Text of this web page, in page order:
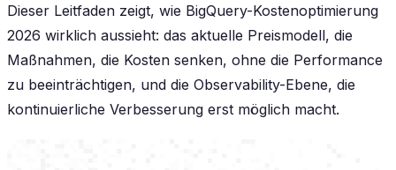
Dieser Leitfaden zeigt, wie BigQuery-Kostenoptimierung
2026 wirklich aussieht: das aktuelle Preismodell, die
Maßnahmen, die Kosten senken, ohne die Performance
zu beeinträchtigen, und die Observability-Ebene, die
kontinuierliche Verbesserung erst möglich macht.